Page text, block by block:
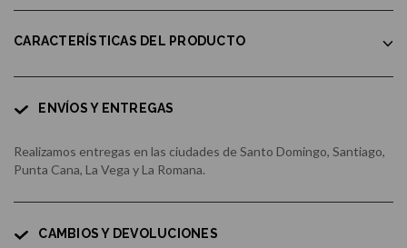
CARACTERÍSTICAS DEL PRODUCTO
ENVÍOS Y ENTREGAS
Realizamos entregas en las ciudades de Santo Domingo, Santiago,
Punta Cana, La Vega y La Romana.
CAMBIOS Y DEVOLUCIONES